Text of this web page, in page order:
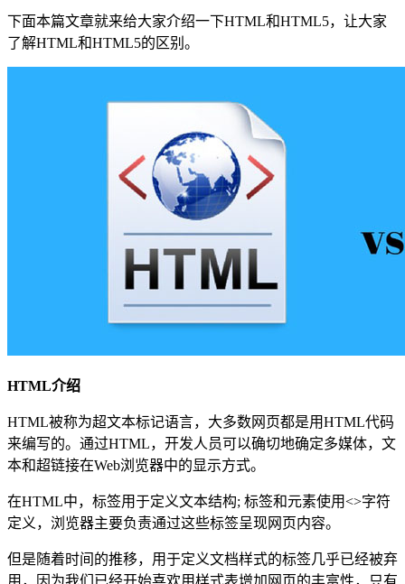
下面本篇文章就来给大家介绍一下HTML和HTML5，让大家
了解HTML和HTML5的区别。
HTML介绍
HTML被称为超文本标记语言，大多数网页都是用HTML代码
来编写的。通过HTML，开发人员可以确切地确定多媒体，文
本和超链接在Web浏览器中的显示方式。
在HTML中，标签用于定义文本结构; 标签和元素使用<>字符
定义，浏览器主要负责通过这些标签呈现网页内容。
但是随着时间的推移，用于定义文档样式的标签几乎已经被弃
用，因为我们已经开始喜欢用样式表增加网页的丰富性，只有